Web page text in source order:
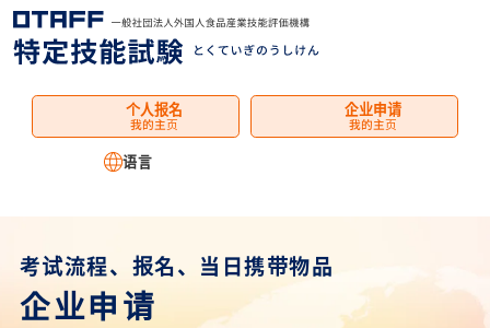
个人报名
我的主页
企业申请
我的主页
语言
考试流程、报名、当日携带物品
企业申请